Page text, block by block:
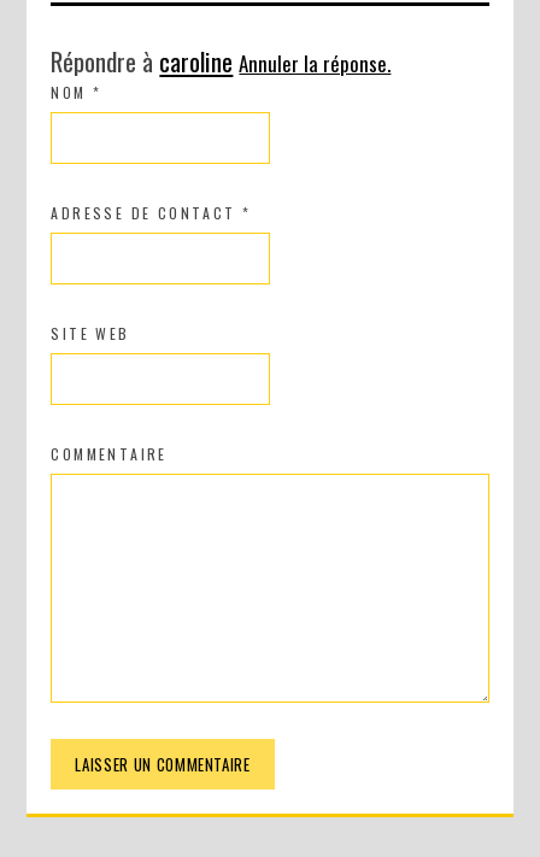
Répondre à caroline Annuler la réponse.
NOM*
ADRESSE DE CONTACT*
SITE WEB
COMMENTAIRE